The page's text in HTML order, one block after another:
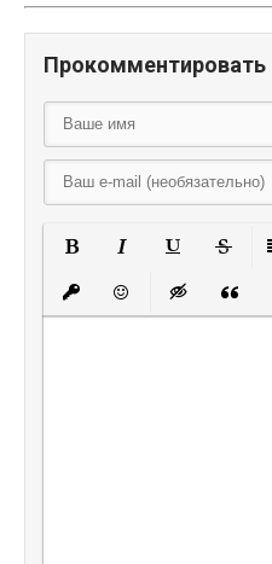
Прокомментировать
ВставитьВставитьВставка